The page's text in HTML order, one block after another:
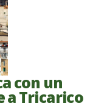
con un
a Tricarico